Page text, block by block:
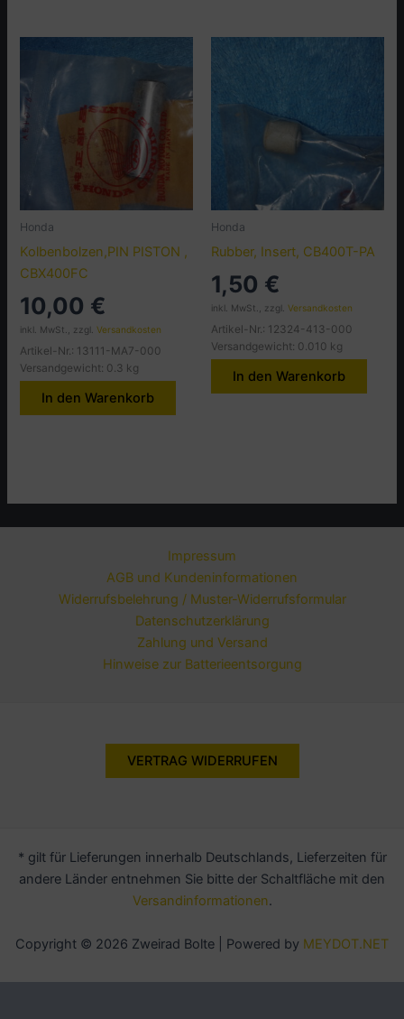
Honda
Kolbenbolzen,PIN PISTON ,
CBX400FC
10,00 €
inkl. MwSt., zzgl.Versandkosten
Artikel-Nr.: 13111-MA7-000
Versandgewicht: 0.3 kg
In den Warenkorb
Honda
Rubber, Insert, CB400T-PA
1,50 €
inkl. MwSt., zzgl. Versandkosten
Artikel-Nr.: 12324-413-000
Versandgewicht: 0.010 kg
In den Warenkorb
Impressum
AGB und Kundeninformationen
Widerrufsbelehrung / Muster-Widerrufsformular
Datenschutzerklärung
Zahlung und Versand
Hinweise zur Batterieentsorgung
VERTRAG WIDERRUFEN
* gilt für Lieferungen innerhalb Deutschlands, Lieferzeiten für
andere Länder entnehmen Sie bitte der Schaltfläche mit den
Versandinformationen.
Copyright © 2026 Zweirad Bolte | Powered by MEYDOT.NET